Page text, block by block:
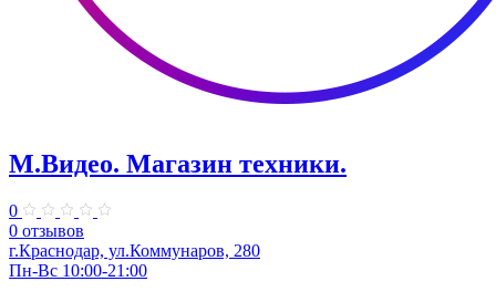
М.Видео. Магазин техники.
0
0 отзывов
г.Краснодар, ул.​Коммунаров, 280
Пн-Вс 10:00-21:00